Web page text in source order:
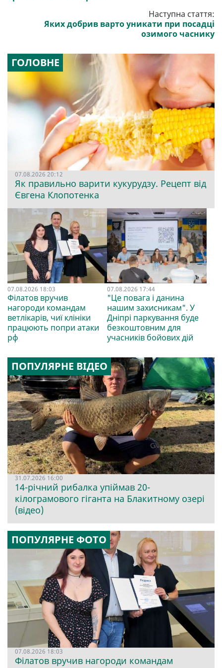
Наступна стаття:
Яких добрив варто уникати при посадці
озимого часнику
ГОЛОВНЕ
07.08.2026 20:12
Як правильно варити кукурудзу. Рецепт від
Євгена Клопотенка
07.08.2026 18:03
Філатов вручив
нагороди командам
ветлікарів, чиї клініки
працюють попри атаки
рф
07.08.2026 17:44
"Це повага і данина
нашим захисникам". У
Дніпрі паркування буде
безкоштовним для
учасників бойових дій
ПОПУЛЯРНЕ ВІДЕО
31.07.2026 16:00
14-річний рибалка упіймав 20-
кілограмового гіганта на Блакитному озері
(відео)
ПОПУЛЯРНЕ ФОТО
07.08.2026 18:03
Філатов вручив нагороди командам